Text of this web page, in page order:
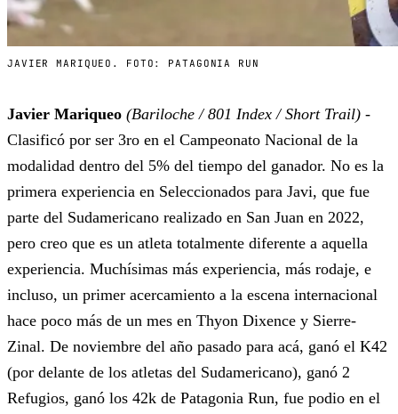
JAVIER MARIQUEO. FOTO: PATAGONIA RUN
Javier Mariqueo (Bariloche / 801 Index / Short Trail) -
Clasificó por ser 3ro en el Campeonato Nacional de la
modalidad dentro del 5% del tiempo del ganador. No es la
primera experiencia en Seleccionados para Javi, que fue
parte del Sudamericano realizado en San Juan en 2022,
pero creo que es un atleta totalmente diferente a aquella
experiencia. Muchísimas más experiencia, más rodaje, e
incluso, un primer acercamiento a la escena internacional
hace poco más de un mes en Thyon Dixence y Sierre-
Zinal. De noviembre del año pasado para acá, ganó el K42
(por delante de los atletas del Sudamericano), ganó 2
Refugios, ganó los 42k de Patagonia Run, fue podio en el